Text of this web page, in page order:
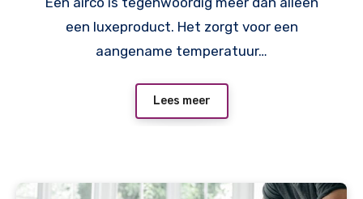
een luxeproduct. Het zorgt voor een
aangename temperatuur…
Lees meer